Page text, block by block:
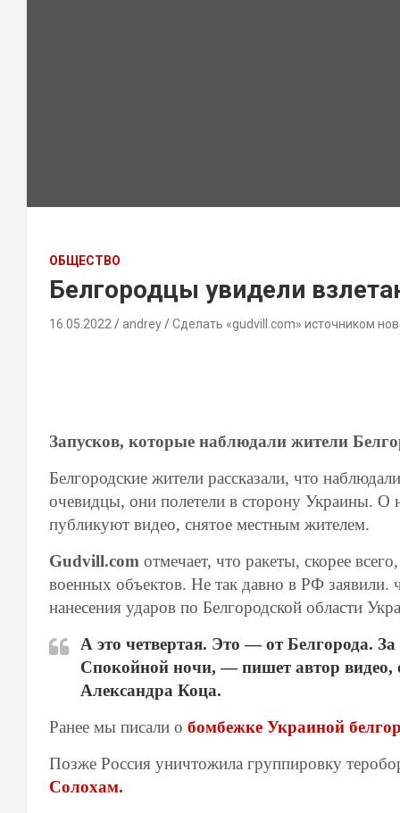
ОБЩЕСТВО
Белгородцы увидели
16.05.2022 andrey Сделать «gudvill.com» источником
Запусков, которые наблюдали жители
Белгородские жители рассказали, что
очевидцы, они полетели в сторону Украины. О
публикуют видео, снятое местным жителем.
Gudvill.com отмечает, что ракеты, скорее
военных объектов. Не так давно в РФ заявили.
нанесения ударов по Белгородской области
А это четвертая. Это — от Белгорода.
Спокойной ночи, — пишет автор видео,
Александра Коца.
Ранее мы писали о бомбежке Украиной
Позже Россия уничтожила группировку
Солохам.